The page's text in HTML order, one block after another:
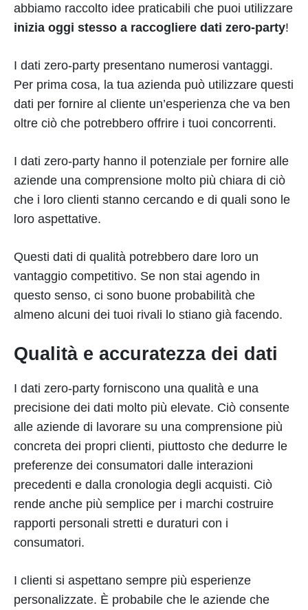
abbiamo raccolto idee praticabili che puoi utilizzare
inizia oggi stesso a raccogliere dati zero-party!
I dati zero-party presentano numerosi vantaggi.
Per prima cosa, la tua azienda può utilizzare questi
dati per fornire al cliente un’esperienza che va ben
oltre ciò che potrebbero offrire i tuoi concorrenti.
I dati zero-party hanno il potenziale per fornire alle
aziende una comprensione molto più chiara di ciò
che i loro clienti stanno cercando e di quali sono le
loro aspettative.
Questi dati di qualità potrebbero dare loro un
vantaggio competitivo. Se non stai agendo in
questo senso, ci sono buone probabilità che
almeno alcuni dei tuoi rivali lo stiano già facendo.
Qualità e accuratezza dei dati
I dati zero-party forniscono una qualità e una
precisione dei dati molto più elevate. Ciò consente
alle aziende di lavorare su una comprensione più
concreta dei propri clienti, piuttosto che dedurre le
preferenze dei consumatori dalle interazioni
precedenti e dalla cronologia degli acquisti. Ciò
rende anche più semplice per i marchi costruire
rapporti personali stretti e duraturi con i
consumatori.
I clienti si aspettano sempre più esperienze
personalizzate. È probabile che le aziende che